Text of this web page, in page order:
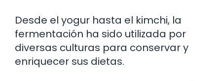
Desde el yogur hasta el kimchi, la
fermentación ha sido utilizada por
diversas culturas para conservar y
enriquecer sus dietas.